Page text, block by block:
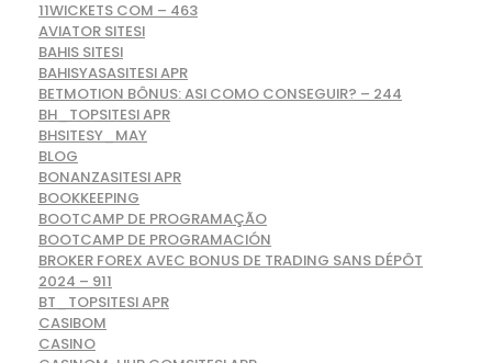
11WICKETS COM – 463
AVIATOR SITESI
BAHIS SITESI
BAHISYASASITESI APR
BETMOTION BÔNUS: ASI COMO CONSEGUIR? – 244
BH_TOPSITESI APR
BHSITESY_MAY
BLOG
BONANZASITESI APR
BOOKKEEPING
BOOTCAMP DE PROGRAMAÇÃO
BOOTCAMP DE PROGRAMACIÓN
BROKER FOREX AVEC BONUS DE TRADING SANS DÉPÔT
2024 – 911
BT_TOPSITESI APR
CASIBOM
CASINO